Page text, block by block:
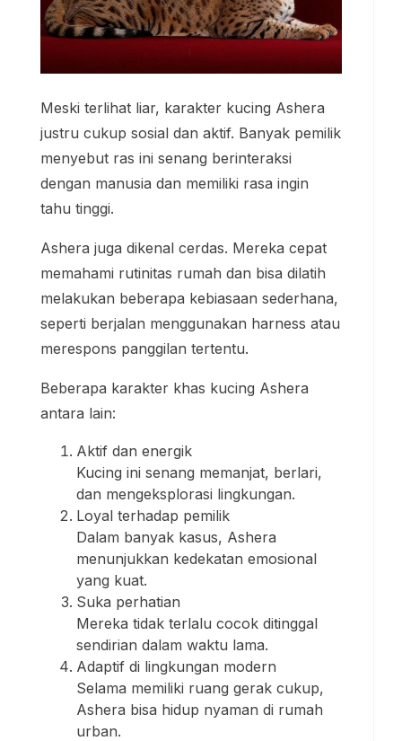
Meski terlihat liar, karakter kucing Ashera
justru cukup sosial dan aktif. Banyak pemilik
menyebut ras ini senang berinteraksi
dengan manusia dan memiliki rasa ingin
tahu tinggi.
Ashera juga dikenal cerdas. Mereka cepat
memahami rutinitas rumah dan bisa dilatih
melakukan beberapa kebiasaan sederhana,
seperti berjalan menggunakan harness atau
merespons panggilan tertentu.
Beberapa karakter khas kucing Ashera
antara lain:
Aktif dan energik
Kucing ini senang memanjat, berlari,
dan mengeksplorasi lingkungan.
Loyal terhadap pemilik
Dalam banyak kasus, Ashera
menunjukkan kedekatan emosional
yang kuat.
Suka perhatian
Mereka tidak terlalu cocok ditinggal
sendirian dalam waktu lama.
Adaptif di lingkungan modern
Selama memiliki ruang gerak cukup,
Ashera bisa hidup nyaman di rumah
urban.